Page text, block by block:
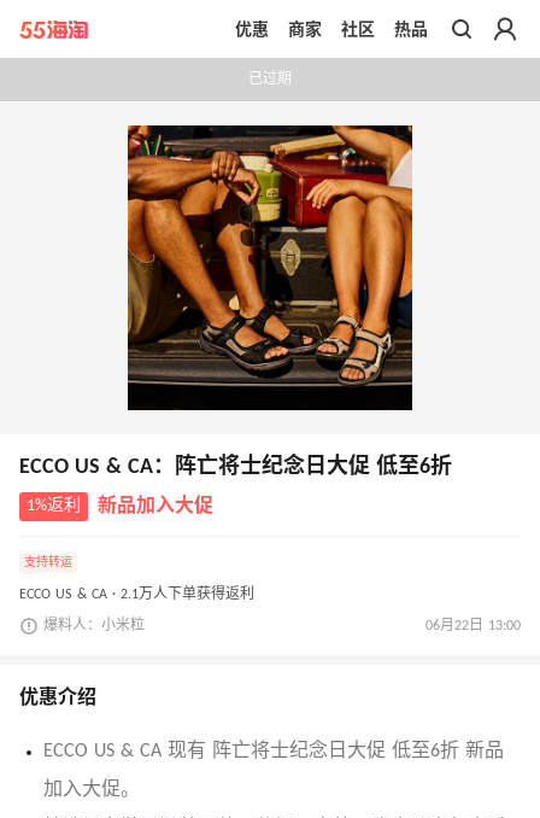
带你去官网买正品
优惠 商家 社区 热品
已过期
ECCO US & CA：阵亡将士纪念日大促 低至6折
1%返利 新品加入大促
支持转运
ECCO US & CA · 2.1万人下单获得返利
爆料人：小米粒 06月22日 13:00
优惠介绍
ECCO US & CA 现有 阵亡将士纪念日大促 低至6折 新品
加入大促。